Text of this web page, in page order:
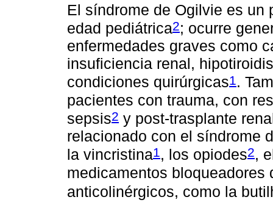
El síndrome de Ogilvie es un
edad pediátrica2; ocurre
enfermedades graves como
insuficiencia renal,
condiciones quirúrgicas1 .
pacientes con trauma, con
sepsis2 y post-trasplante
relacionado con el síndrome
la vincristina1, los opiodes2,
medicamentos
anticolinérgicos, como la